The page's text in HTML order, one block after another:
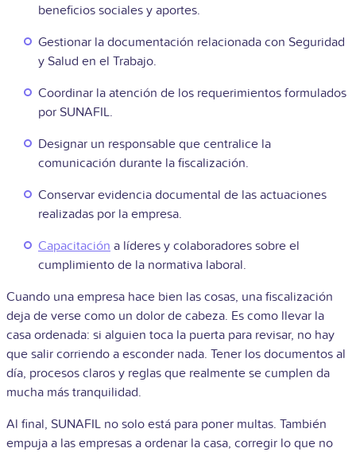
beneficios sociales y aportes.
Gestionar la documentación relacionada con Seguridad
y Salud en el Trabajo.
Coordinar la atención de los requerimientos formulados
por SUNAFIL.
Designar un responsable que centralice la
comunicación durante la fiscalización.
Conservar evidencia documental de las actuaciones
realizadas por la empresa.
Capacitación a líderes y colaboradores sobre el
cumplimiento de la normativa laboral.
Cuando una empresa hace bien las cosas, una fiscalización
deja de verse como un dolor de cabeza. Es como llevar la
casa ordenada: si alguien toca la puerta para revisar, no hay
que salir corriendo a esconder nada. Tener los documentos al
día, procesos claros y reglas que realmente se cumplen da
mucha más tranquilidad.
Al final, SUNAFIL no solo está para poner multas. También
empuja a las empresas a ordenar la casa, corregir lo que no